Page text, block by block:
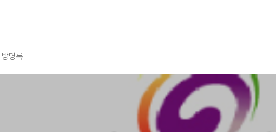
방명록